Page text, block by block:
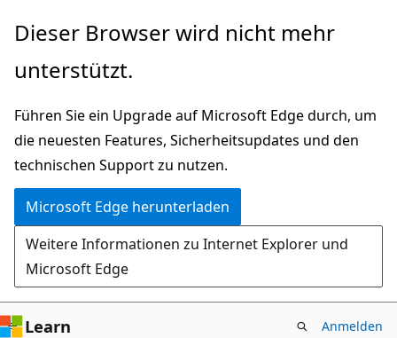
Zu
wechseln
Dieser Browser wird nicht mehr
unterstützt.
Führen Sie ein Upgrade auf Microsoft Edge durch, um
die neuesten Features, Sicherheitsupdates und den
technischen Support zu nutzen.
Microsoft Edge herunterladen
Weitere Informationen zu Internet Explorer und
Microsoft Edge
Learn Anmelden